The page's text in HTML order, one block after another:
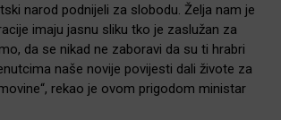
narod podnijeli za slobodu. Želja nam je
imaju jasnu sliku tko je zaslužan za
da se nikad ne zaboravi da su ti hrabri
naše novije povijesti dali živote za
rekao je ovom prigodom ministar